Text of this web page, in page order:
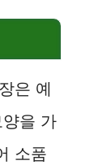
은 예
을 가
소품